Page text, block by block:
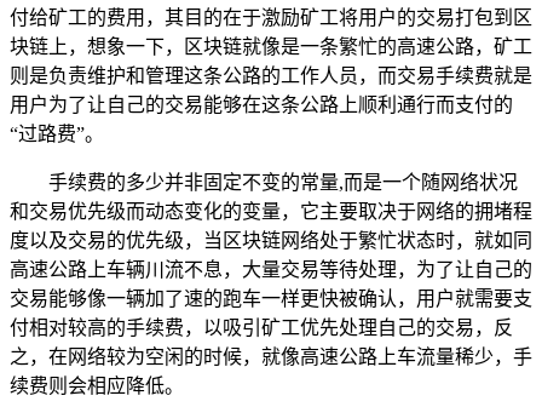
付给矿工的费用，其目的在于激励矿工将用户的交易打包到区
块链上，想象一下，区块链就像是一条繁忙的高速公路，矿工
则是负责维护和管理这条公路的工作人员，而交易手续费就是
用户为了让自己的交易能够在这条公路上顺利通行而支付的
“过路费”。
手续费的多少并非固定不变的常量,而是一个随网络状况
和交易优先级而动态变化的变量，它主要取决于网络的拥堵程
度以及交易的优先级，当区块链网络处于繁忙状态时，就如同
高速公路上车辆川流不息，大量交易等待处理，为了让自己的
交易能够像一辆加了速的跑车一样更快被确认，用户就需要支
付相对较高的手续费，以吸引矿工优先处理自己的交易，反
之，在网络较为空闲的时候，就像高速公路上车流量稀少，手
续费则会相应降低。